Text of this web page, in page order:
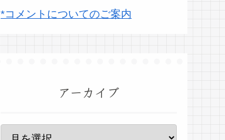
*コメントについてのご案内
アーカイブ